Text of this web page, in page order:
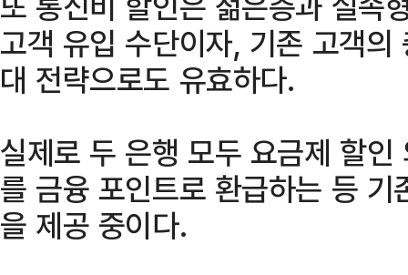
고객 유입 수단이자, 기존 고객
대 전략으로도 유효하다.
실제로 두 은행 모두 요금제 할
를 금융 포인트로 환급하는 등
을 제공 중이다.